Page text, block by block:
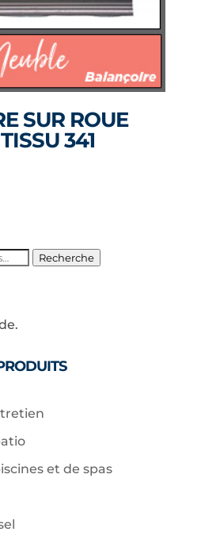
SUR ROUE
341
Recherche
et de spas